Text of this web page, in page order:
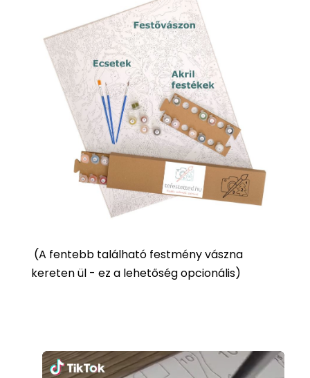
(A fentebb található festmény vászna
kereten ül - ez a lehetőség opcionális)